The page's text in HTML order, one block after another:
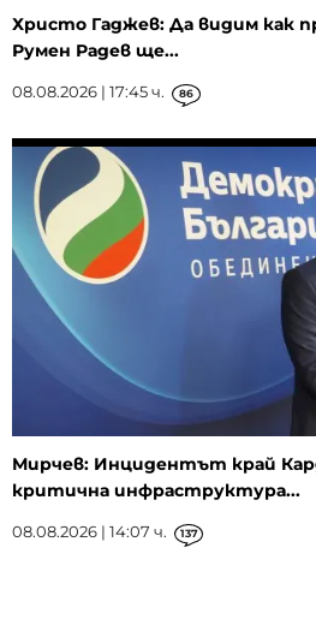
Христо Гаджев: Да видим как
Румен Радев ще...
08.08.2026 | 17:45 ч. 86
Мирчев: Инцидентът край
критична инфраструктура...
08.08.2026 | 14:07 ч. 137